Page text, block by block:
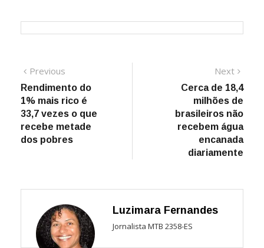
Navegação
de
Post
Previous
post:
Rendimento do
1% mais rico é
33,7 vezes o que
recebe metade
dos pobres
Next
post:
Cerca de 18,4
milhões de
brasileiros não
recebem água
encanada
diariamente
Luzimara Fernandes
Jornalista MTB 2358-ES